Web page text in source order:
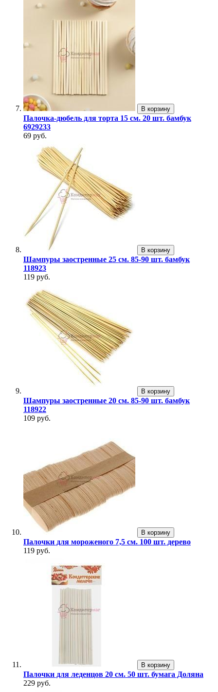
В корзину
Палочка-дюбель для торта 15 см. 20 шт. бамбук
6929233
69 руб.
В корзину
Шампуры заостренные 25 см. 85-90 шт. бамбук
118923
119 руб.
В корзину
Шампуры заостренные 20 см. 85-90 шт. бамбук
118922
109 руб.
В корзину
Палочки для мороженого 7,5 см. 100 шт. дерево
119 руб.
В корзину
Палочки для леденцов 20 см. 50 шт. бумага Доляна
229 руб.